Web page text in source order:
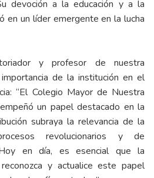
devoción a la educación y a la
en un líder emergente en la lucha
y profesor de nuestra
de la institución en el
“El Colegio Mayor de Nuestra
un papel destacado en la
subraya la relevancia de la
revolucionarios y de
en día, es esencial que la
reconozca y actualice este papel